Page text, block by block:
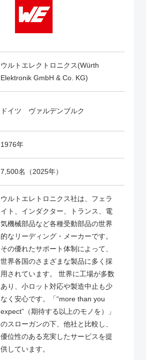
ウルトエレクトロニクス(Würth
Elektronik GmbH & Co. KG)
ドイツ ヴァルデンブルク
1976年
7,500名（2025年）
ウルトエレトロニクス社は、フェラ
イト、インダクター、トランス、電
気機械部品など各種受動部品の世界
的なリーディング・メーカーです。
その優れたサポート体制によって、
世界各国のさまざまな製品に多く採
用されています。 世界に工場が多数
あり、小ロット対応や製造中止も少
なく安心です。「“more than you
expect”（期待する以上のモノを）」
のスローガンの下、他社と比較し、
優位性のある充実したサービスを提
供しています。